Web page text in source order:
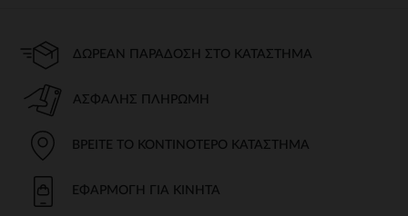
ΔΩΡΕΆΝ ΠΑΡΆΔΟΣΗ ΣΤΟ ΚΑΤΆΣΤΗΜΑ
ΑΣΦΑΛΉΣ ΠΛΗΡΩΜΉ
ΒΡΕΊΤΕ ΤΟ ΚΟΝΤΙΝΌΤΕΡΟ ΚΑΤΆΣΤΗΜΑ
ΕΦΑΡΜΟΓΉ ΓΙΑ ΚΙΝΗΤΆ